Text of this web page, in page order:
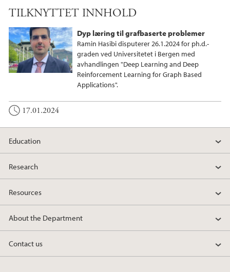
i
t
e
r
e
d
I
n
e
b
o
o
TILKNYTTET INNHOLD
Dyp læring til grafbaserte problemer
Ramin Hasibi disputerer 26.1.2024 for ph.d.-
graden ved Universitetet i Bergen med
avhandlingen "Deep Learning and Deep
Reinforcement Learning for Graph Based
Applications".
17.01.2024
Education
Research
Resources
About the Department
Contact us